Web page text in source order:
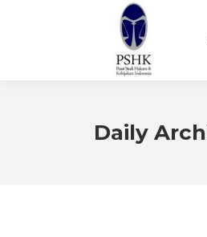
Daily